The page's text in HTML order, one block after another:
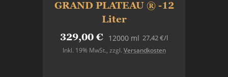
GRAND PLATEAU ® -12
Liter
329,00 € 12000 ml
Inkl. 19% MwSt., zzgl. Versandkosten
27,42 €/l